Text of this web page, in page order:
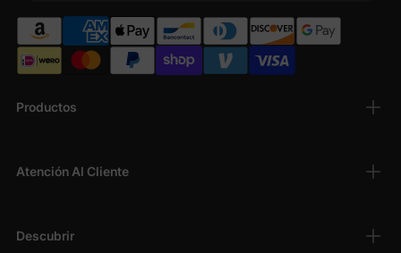
Productos
Atención Al Cliente
Descubrir